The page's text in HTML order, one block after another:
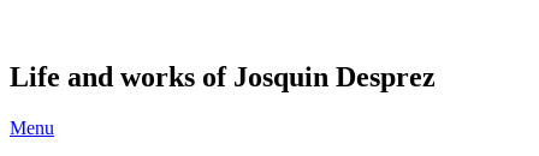
Life and works of Josquin Desprez
Menu